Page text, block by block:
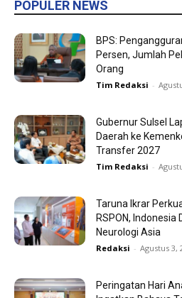
POPULER NEWS
BPS:
Persen, Jumlah
Orang
Tim Redaksi -
Gubernur Sulsel
Daerah ke
Transfer 2027
Tim Redaksi -
Taruna Ikrar
RSPON, Indonesia
Neurologi Asia
Redaksi - Agustus 3,
Peringatan Hari